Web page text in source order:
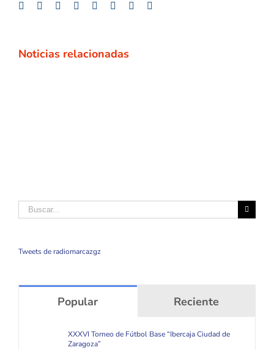
Facebook
TwitterLinkedInWhatsappGoogle+
TumblrPinterest
Noticias relacionadas
Buscar
Tweets de radiomarcazgz
Popular Reciente
XXXVI Torneo de Fútbol Base “Ibercaja Ciudad de
Zaragoza”